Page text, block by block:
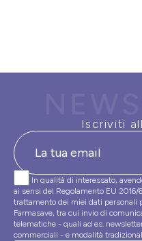
Iscriviti
In qualità di interessato,
ai sensi del Regolamento EU
trattamento dei miei dati personali
Farmasave, tra cui invio di
telematiche - quali ad es.
commerciali - e modalità